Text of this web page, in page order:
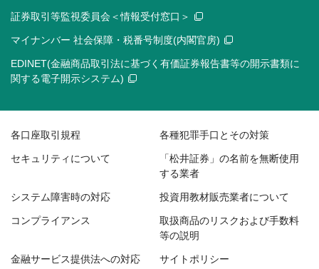
証券取引等監視委員会＜情報受付窓口＞
マイナンバー 社会保障・税番号制度(内閣官房)
EDINET(金融商品取引法に基づく有価証券報告書等の開示書類に
関する電子開示システム)
各口座取引規程 各種犯罪手口とその対策
セキュリティについて
「松井証券」の名前を無断使用
する業者
システム障害時の対応 投資用教材販売業者について
コンプライアンス
取扱商品のリスクおよび手数料
等の説明
金融サービス提供法への対応 サイトポリシー